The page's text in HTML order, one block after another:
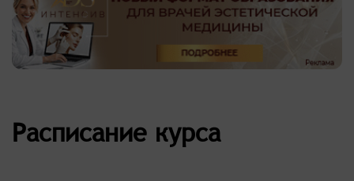
Расписание курса